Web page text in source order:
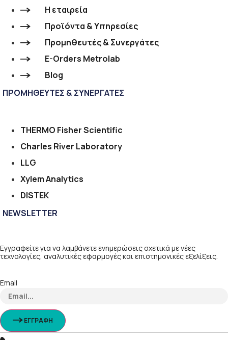
Η εταιρεία
Προϊόντα & Υπηρεσίες
Προμηθευτές & Συνεργάτες
E-Orders Metrolab
Blog
ΠΡΟΜΗΘΕΥΤΕΣ & ΣΥΝΕΡΓΑΤΕΣ
THERMO Fisher Scientific
Charles River Laboratory
LLG
Xylem Analytics
DISTEK
NEWSLETTER
Εγγραφείτε για να λαμβάνετε ενημερώσεις σχετικά με νέες
τεχνολογίες, αναλυτικές εφαρμογές και επιστημονικές εξελίξεις.
Email
ΕΓΓΡΑΦΗ